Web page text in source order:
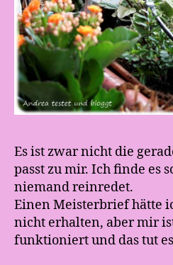
Es ist zwar nicht die
passt zu mir. Ich finde es
niemand reinredet.
Einen Meisterbrief hätte
nicht erhalten, aber mir
funktioniert und das tut